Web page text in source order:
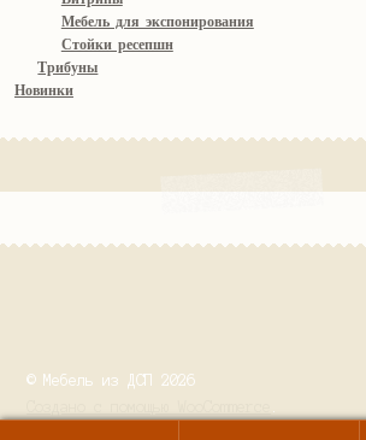
Мебель для экспонирования
Стойки ресепшн
Трибуны
Новинки
© Мебель из ДСП 2026